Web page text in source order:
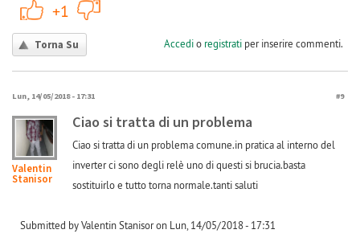
+1
Torna Su Accedio registratiper inserire commenti.
Lun, 14/05/2018 - 17:31 #9
Valentin
Stanisor
Ciao si tratta di un problema
Ciao si tratta di un problema comune.in pratica al interno del
inverter ci sono degli relè uno di questi si brucia.basta
sostituirlo e tutto torna normale.tanti saluti
Submitted by Valentin Stanisor on Lun, 14/05/2018 - 17:31